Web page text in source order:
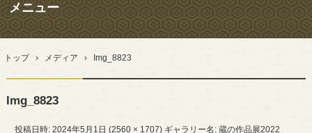
メニュー
コ
テ
へ
トップ › メディア › Img_8823
Img_8823
投稿日時: 2024年5月1日 (2560 × 1707) ギャラリー名: 蔵の作品展2022